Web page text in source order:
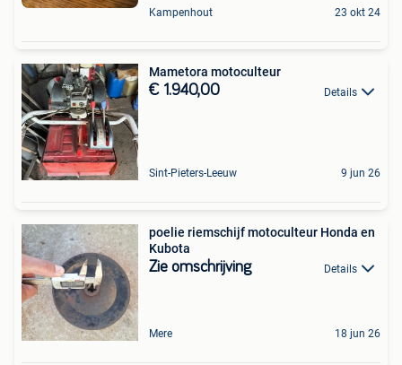
Kampenhout 23 okt 24
Mametora motoculteur
€ 1.940,00 Details
Sint-Pieters-Leeuw 9 jun 26
poelie riemschijf motoculteur Honda en
Kubota
Zie omschrijving Details
Mere 18 jun 26